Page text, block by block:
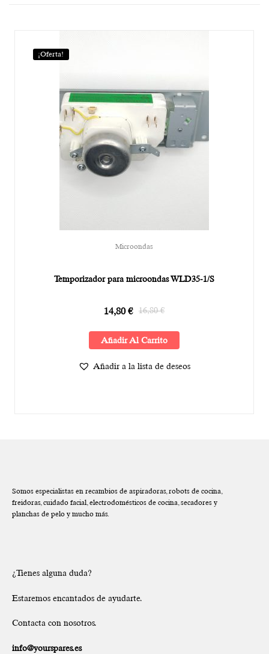
¡Oferta!
Microondas
Temporizador para microondas WLD35-1/S
16,80€
14,80€
Añadir Al Carrito
Añadir a la lista de deseos
Somos especialistas en recambios de aspiradoras, robots de cocina,
freidoras, cuidado facial, electrodomésticos de cocina, secadores y
planchas de pelo y mucho más.
¿Tienes alguna duda?
Estaremos encantados de ayudarte.
Contacta con nosotros.
info@yourspares.es